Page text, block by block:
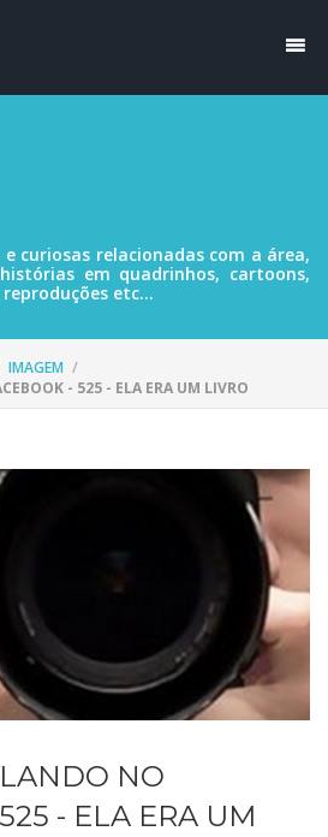
curiosas relacionadas com a área,
em quadrinhos, cartoons,
etc...
IMAGEM
- 525 - ELA ERA UM LIVRO
NO
- ELA ERA UM